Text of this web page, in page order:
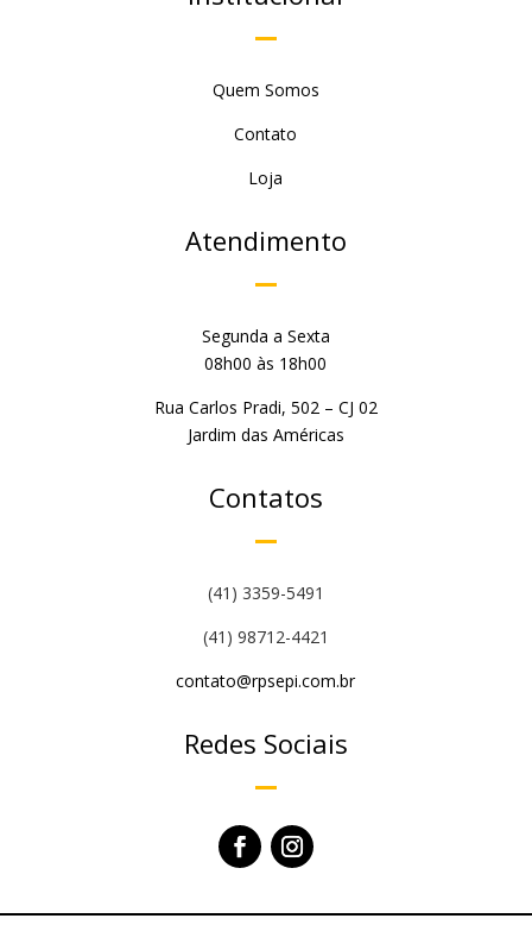
Quem Somos
Contato
Loja
Atendimento
Segunda a Sexta
08h00 às 18h00
Rua Carlos Pradi, 502 – CJ 02
Jardim das Américas
Contatos
(41) 3359-5491
(41) 98712-4421
contato@rpsepi.com.br
Redes Sociais